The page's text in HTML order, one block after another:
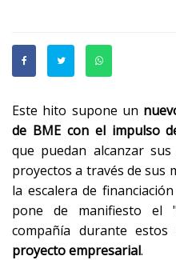
Este hito supone un
de BME con el impulso
que puedan alcanzar
proyectos a través de sus
la escalera de
pone de manifiesto el
compañía durante
proyecto empresarial.